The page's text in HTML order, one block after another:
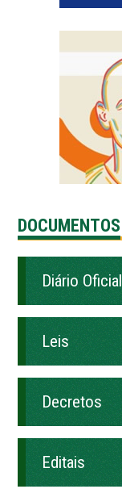
DOCUMENTOS
Diário Oficial
Leis
Decretos
Editais